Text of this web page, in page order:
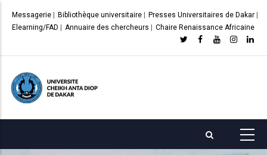
principal
Messagerie Bibliothèque universitaire Presses Universitaires de Dakar
Elearning/FAD
Annuaire des chercheurs Chaire Renaissance Africaine